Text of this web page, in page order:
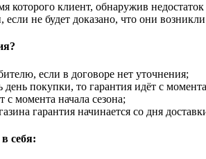
которого клиент, обнаружив
не будет доказано, что они
если в договоре нет уточнения;
покупки, то гарантия идёт с
с момента начала сезона;
гарантия начинается со дня
себя: